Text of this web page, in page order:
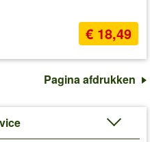
€ 18,49
Pagina afdrukken